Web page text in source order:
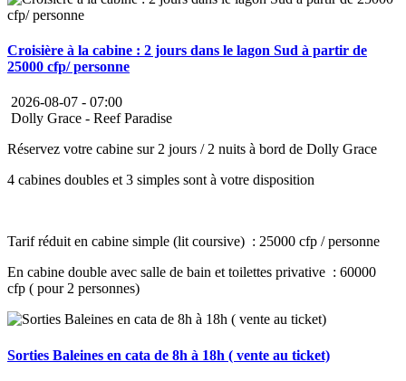
Croisière à la cabine : 2 jours dans le lagon Sud à partir de
25000 cfp/ personne
2026-08-07 - 07:00
Dolly Grace - Reef Paradise
Réservez votre cabine sur 2 jours / 2 nuits à bord de Dolly Grace
4 cabines doubles et 3 simples sont à votre disposition
Tarif réduit en cabine simple (lit coursive) : 25000 cfp / personne
En cabine double avec salle de bain et toilettes privative : 60000
cfp ( pour 2 personnes)
Sorties Baleines en cata de 8h à 18h ( vente au ticket)